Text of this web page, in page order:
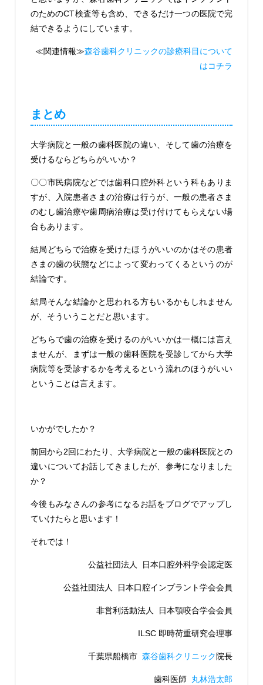
のためのCT検査等も含め、できるだけ一つの医院で完
結できるようにしています。
≪関連情報≫森谷歯科クリニックの診療科目について
はコチラ
まとめ
大学病院と一般の歯科医院の違い、そして歯の治療を
受けるならどちらがいいか？
〇〇市民病院などでは歯科口腔外科という科もありま
すが、入院患者さまの治療は行うが、一般の患者さま
のむし歯治療や歯周病治療は受け付けてもらえない場
合もあります。
結局どちらで治療を受けたほうがいいのかはその患者
さまの歯の状態などによって変わってくるというのが
結論です。
結局そんな結論かと思われる方もいるかもしれません
が、そういうことだと思います。
どちらで歯の治療を受けるのがいいかは一概には言え
ませんが、まずは一般の歯科医院を受診してから大学
病院等を受診するかを考えるという流れのほうがいい
ということは言えます。
いかがでしたか？
前回から2回にわたり、大学病院と一般の歯科医院との
違いについてお話してきましたが、参考になりました
か？
今後もみなさんの参考になるお話をブログでアップし
ていけたらと思います！
それでは！
公益社団法人 日本口腔外科学会認定医
公益社団法人 日本口腔インプラント学会会員
非営利活動法人 日本顎咬合学会会員
ILSC 即時荷重研究会理事
千葉県船橋市森谷歯科クリニック 院長
歯科医師 丸林浩太郎